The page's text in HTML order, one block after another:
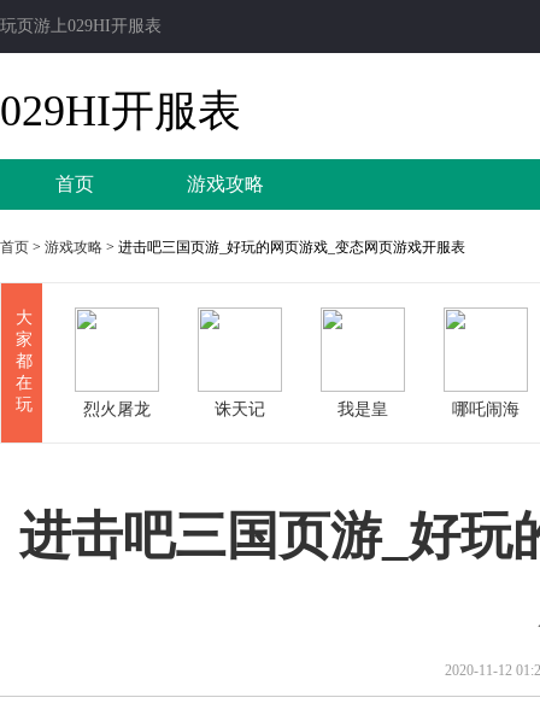
玩页游上029HI开服表
029HI开服表
首页 游戏攻略
首页 > 游戏攻略 > 进击吧三国页游_好玩的网页游戏_变态网页游戏开服表
大
家
都
在
玩
烈火屠龙 诛天记 我是皇 哪吒闹海
进击吧三国页游_好玩
2020-11-12